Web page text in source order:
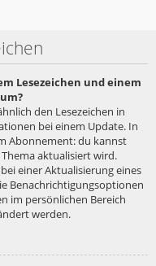
Lesezeichen und einem
den Lesezeichen in
bei einem Update. In
Abonnement: du kannst
aktualisiert wird.
einer Aktualisierung eines
Benachrichtigungsoptionen
im persönlichen Bereich
werden.